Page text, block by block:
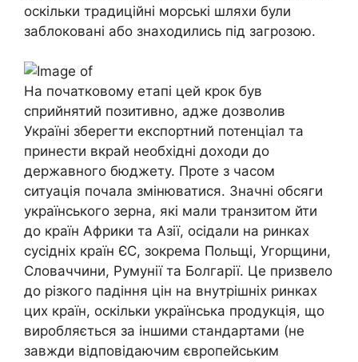
оскільки традиційні морські шляхи були
заблоковані або знаходились під загрозою.
На початковому етапі цей крок був
сприйнятий позитивно, адже дозволив
Україні зберегти експортний потенціал та
принести вкрай необхідні доходи до
державного бюджету. Проте з часом
ситуація почала змінюватися. Значні обсяги
українського зерна, які мали транзитом йти
до країн Африки та Азії, осідали на ринках
сусідніх країн ЄС, зокрема Польщі, Угорщини,
Словаччини, Румунії та Болгарії. Це призвело
до різкого падіння цін на внутрішніх ринках
цих країн, оскільки українська продукція, що
виробляється за іншими стандартами (не
завжди відповідаючим європейським